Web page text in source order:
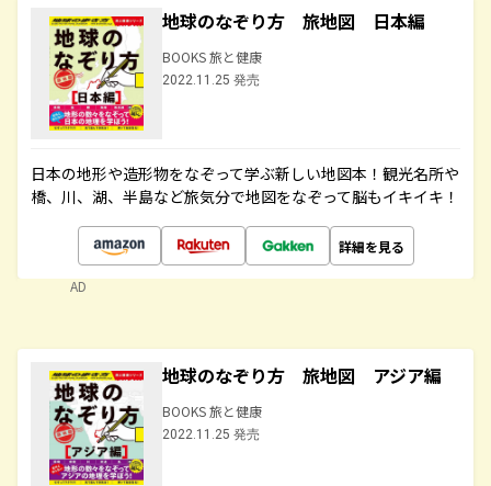
地球のなぞり方 旅地図 日本編
BOOKS 旅と健康
2022.11.25 発売
日本の地形や造形物をなぞって学ぶ新しい地図本！観光名所や
橋、川、湖、半島など旅気分で地図をなぞって脳もイキイキ！
詳細を見る
AD
地球のなぞり方 旅地図 アジア編
BOOKS 旅と健康
2022.11.25 発売